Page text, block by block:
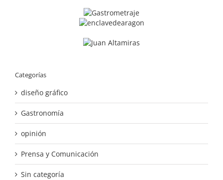
Categorías
diseño gráfico
Gastronomía
opinión
Prensa y Comunicación
Sin categoría